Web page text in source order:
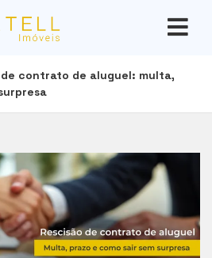
de contrato de aluguel: multa,